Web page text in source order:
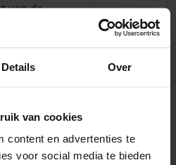
Details Over
van cookies
content en advertenties te
voor social media te bieden
van de
na
super